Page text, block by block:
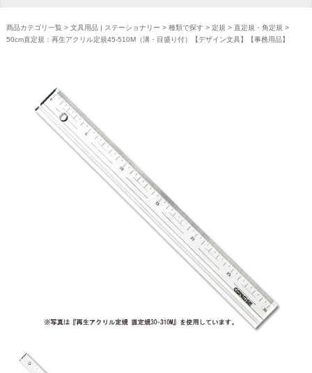
商品カテゴリ一覧 > 文具用品 | ステーショナリー > 種類で探す> 定規 > 直定規・角定規 >
50cm直定規：再生アクリル定規45-510M（溝・目盛り付）【デザイン文具】【事務用品】